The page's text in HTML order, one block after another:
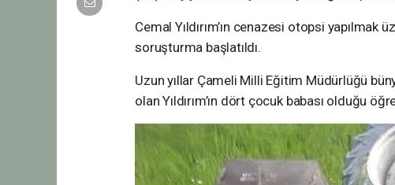
Cemal Yıldırım’ın cenazesi otopsi yapılmak
soruşturma başlatıldı.
Uzun yıllar Çameli Milli Eğitim Müdürlüğü
olan Yıldırım’ın dört çocuk babası olduğu